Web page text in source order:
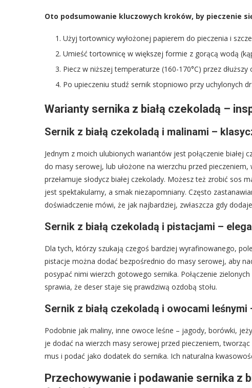
Oto podsumowanie kluczowych kroków, by pieczenie
Użyj tortownicy wyłożonej papierem do pieczenia i
Umieść tortownicę w większej formie z gorącą wodą
Piecz w niższej temperaturze (160-170°C) przez dłuższy
Po upieczeniu studź sernik stopniowo przy uchylonych
Warianty sernika z białą czekoladą –
Sernik z białą czekoladą i malinami –
Jednym z moich ulubionych wariantów jest połączenie białej
do masy serowej, lub ułożone na wierzchu przed
przełamuje słodycz białej czekolady. Możesz też zrobić
jest spektakularny, a smak niezapomniany. Często
doświadczenie mówi, że jak najbardziej, zwłaszcza gdy
Sernik z białą czekoladą i pistacjami –
Dla tych, którzy szukają czegoś bardziej wyrafinowanego,
pistacje można dodać bezpośrednio do masy serowej, aby
posypać nimi wierzch gotowego sernika. Połączenie
sprawia, że deser staje się prawdziwą ozdobą stołu.
Sernik z białą czekoladą i owocami
Podobnie jak maliny, inne owoce leśne – jagody, borówki,
je dodać na wierzch masy serowej przed pieczeniem,
mus i podać jako dodatek do sernika. Ich naturalna
Przechowywanie i podawanie sernika z